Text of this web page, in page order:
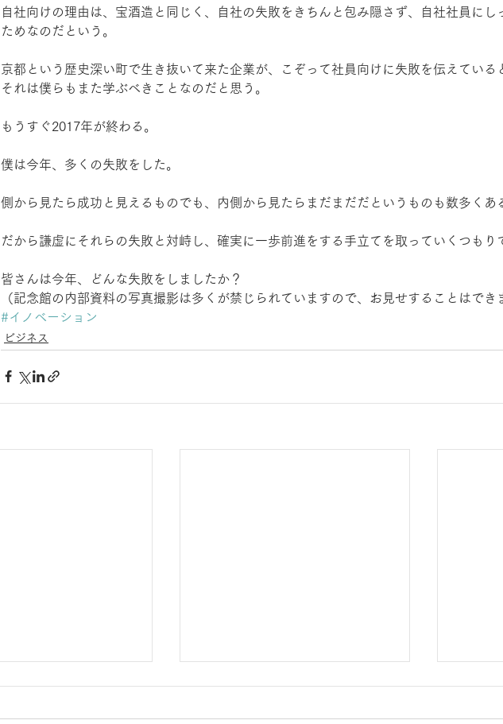
自社向けの理由は、宝酒造と同じく、自社の失敗をきちんと包み隠さず、自社社員にし
ためなのだという。
京都という歴史深い町で生き抜いて来た企業が、こぞって社員向けに失敗を伝えている
それは僕らもまた学ぶべきことなのだと思う。
もうすぐ2017年が終わる。
僕は今年、多くの失敗をした。
側から見たら成功と見えるものでも、内側から見たらまだまだだというものも数多くあ
だから謙虚にそれらの失敗と対峙し、確実に一歩前進をする手立てを取っていくつもり
皆さんは今年、どんな失敗をしましたか？
（記念館の内部資料の写真撮影は多くが禁じられていますので、お見せすることはでき
#イノベーション
ビジネス